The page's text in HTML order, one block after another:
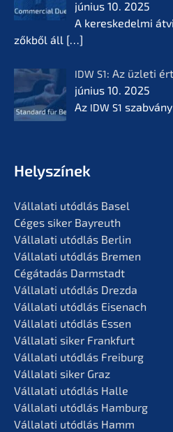
június 10. 2025
A keres­ke­del­mi
zők­ből áll […]
IDW S1: Az üzleti
június 10. 2025
Az IDW S1
Helyszí­nek
Vállala­ti utódlás Basel
Céges siker Bayreuth
Vállala­ti utódlás Berlin
Vállala­ti utódlás Bremen
Cégáta­dás Darmstadt
Vállala­ti utódlás Drezda
Vállala­ti utódlás Eisenach
Vállala­ti utódlás Essen
Vállala­ti siker Frankfurt
Vállala­ti utódlás Freiburg
Vállala­ti siker Graz
Vállala­ti utódlás Halle
Vállala­ti utódlás Hamburg
Vállala­ti utódlás Hamm